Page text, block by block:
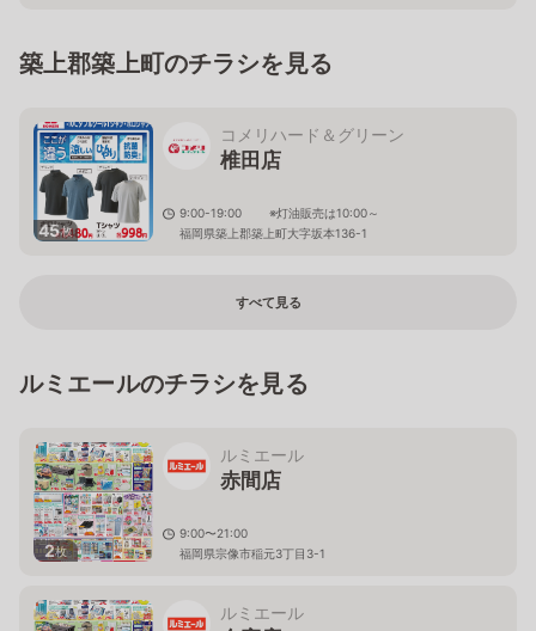
築上郡築上町のチラシを見る
45枚
コメリハード＆グリーン
椎田店
9:00-19:00 ※灯油販売は10:00～
福岡県築上郡築上町大字坂本136-1
すべて見る
ルミエールのチラシを見る
2枚
ルミエール
赤間店
9:00〜21:00
福岡県宗像市稲元3丁目3-1
ルミエール